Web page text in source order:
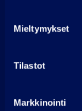
Mieltymykset
Tilastot
Markkinointi
Hae
Edellyttää